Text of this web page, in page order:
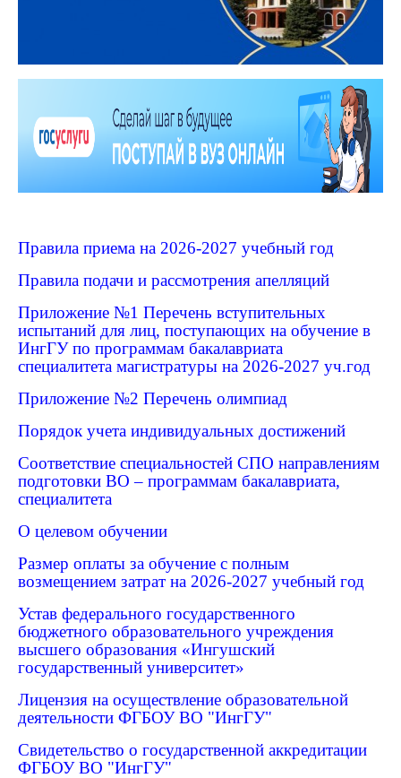
Правила приема на 2026-2027 учебный год
Правила подачи и рассмотрения апелляций
Приложение №1 Перечень вступительных
испытаний для лиц, поступающих на обучение в
ИнгГУ по программам бакалавриата
специалитета магистратуры на 2026-2027 уч.год
Приложение №2 Перечень олимпиад
Порядок учета индивидуальных достижений
Соответствие специальностей СПО направлениям
подготовки ВО – программам бакалавриата,
специалитета
О целевом обучении
Размер оплаты за обучение с полным
возмещением затрат на 2026-2027 учебный год
Устав федерального государственного
бюджетного образовательного учреждения
высшего образования «Ингушский
государственный университет»
Лицензия на осуществление образовательной
деятельности ФГБОУ ВО "ИнгГУ"
Свидетельство о государственной аккредитации
ФГБОУ ВО "ИнгГУ"